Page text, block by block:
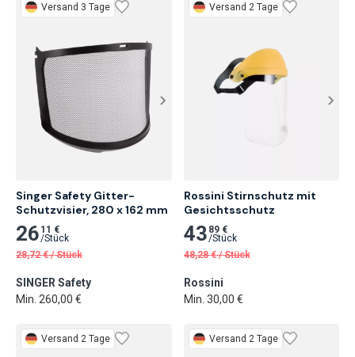
Versand 3 Tage
Singer Safety Gitter-
Schutzvisier, 280 x 162 mm
26 11 €
/Stück
28,72 € /Stück
SINGER Safety
Min. 260,00 €
Versand 2 Tage
Rossini Stirnschutz mit
Gesichtsschutz
43 89 €
/Stück
48,28 € /Stück
Rossini
Min. 30,00 €
Versand 2 Tage Versand 2 Tage